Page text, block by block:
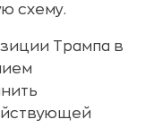
схему.
Трампа в